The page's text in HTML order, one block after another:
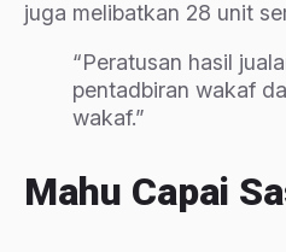
juga melibatkan 28 unit
“Peratusan hasil
pentadbiran wakaf
wakaf.”
Mahu Capai